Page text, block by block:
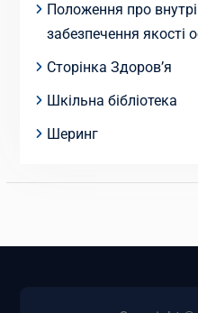
Положення про
забезпечення якості
Сторінка Здоров’я
Шкільна бібліотека
Шеринг